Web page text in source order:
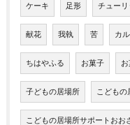
ケーキ 足形 チューリ
献花 我執 苦 カ
ちはやふる お菓子
子どもの居場所 こどもの
こどもの居場所サポートおお